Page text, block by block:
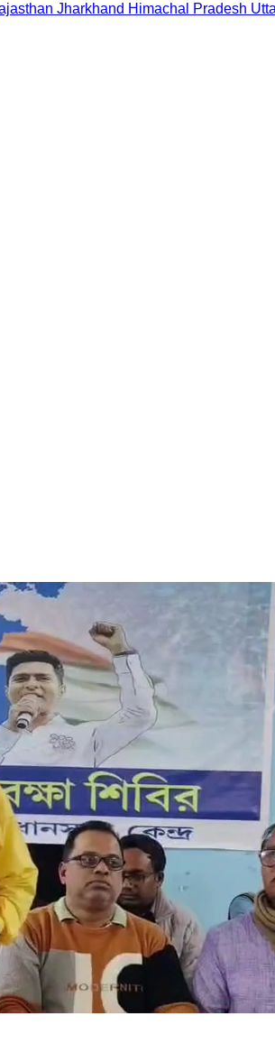
Jharkhand Himachal Pradesh